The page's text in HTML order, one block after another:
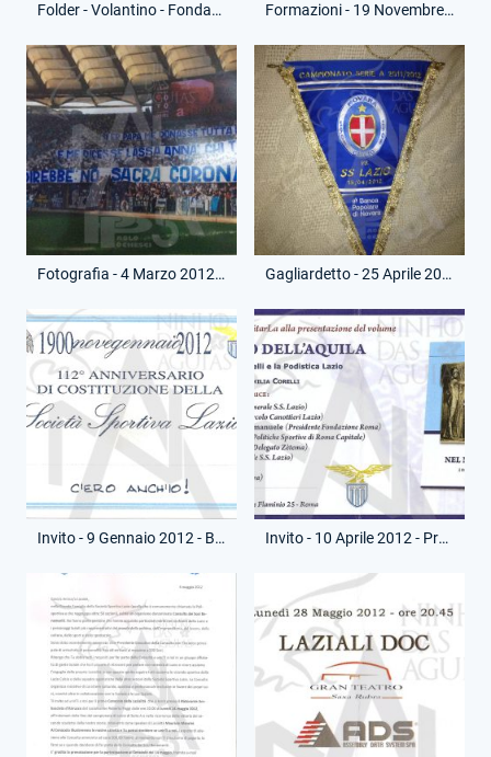
Folder - Volantino - Fondazione Gabriele Sandri Formazioni - 19 Novembre 2011 - Campionato Serie A - Napoli-Lazio
Fotografia - 4 Marzo 2012 - Campionato Serie A - Roma-Lazio Gagliardetto - 25 Aprile 2012 - Campionato Serie A - Novara-Lazio
Invito - 9 Gennaio 2012 - Biglietto - 112° Anniversario Invito - 10 Aprile 2012 - Presentazione Libro Nel nido dell'aquila